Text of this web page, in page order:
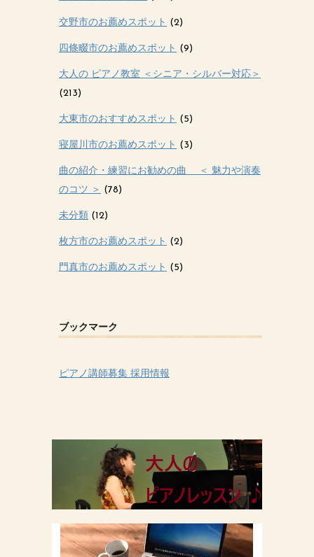
交野市のお薦めスポット (2)
四條畷市のお薦めスポット (9)
大人の ピアノ教室 ＜シニア・シルバー対応＞
(213)
大東市のおすすめスポット (5)
寝屋川市のお薦めスポット (3)
曲の紹介・練習にお勧めの曲 ＜ 魅力や演奏
のコツ ＞ (78)
未分類 (12)
枚方市のお薦めスポット (2)
門真市のお薦めスポット (5)
ブックマーク
ピアノ講師募集 採用情報